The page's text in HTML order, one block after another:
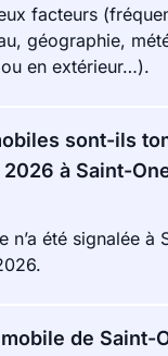
facteurs
géographie,
en extérieur…).
sont-ils
2026 à Saint-
n’a été signalée à
de Saint-